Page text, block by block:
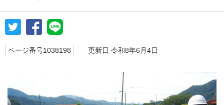
ページ番号1038198 更新日 令和8年6月4日